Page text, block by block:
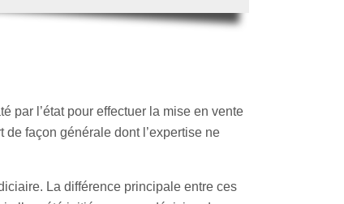
par l’état pour effectuer la mise en vente
de façon générale dont l’expertise ne
La différence principale entre ces